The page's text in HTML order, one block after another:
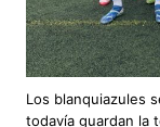
Los blanquiazules
todavía guardan la